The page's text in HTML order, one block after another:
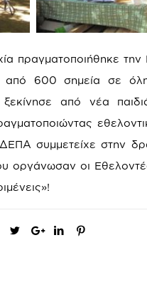
πραγματοποιήθηκε
από 600 σημεία σε όλη
ξεκίνησε από νέα
συμμετείχε στην
οργάνωσαν οι